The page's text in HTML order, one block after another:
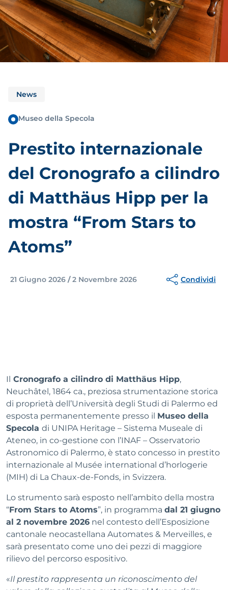
News
Museo della Specola
Prestito internazionale
del Cronografo a cilindro
di Matthäus Hipp per la
mostra “From Stars to
Atoms”
21 Giugno 2026 /2 Novembre 2026 Condividi
Il Cronografo a cilindro di Matthäus Hipp,
Neuchâtel, 1864 ca., preziosa strumentazione storica
di proprietà dell’Università degli Studi di Palermo ed
esposta permanentemente presso il Museo della
Specola di UNIPA Heritage – Sistema Museale di
Ateneo, in co-gestione con l’INAF – Osservatorio
Astronomico di Palermo, è stato concesso in prestito
internazionale al Musée international d’horlogerie
(MIH) di La Chaux-de-Fonds, in Svizzera.
Lo strumento sarà esposto nell’ambito della mostra
“From Stars to Atoms”, in programma dal 21 giugno
al 2 novembre 2026 nel contesto dell’Esposizione
cantonale neocastellana Automates & Merveilles, e
sarà presentato come uno dei pezzi di maggiore
rilievo del percorso espositivo.
«Il prestito rappresenta un riconoscimento del